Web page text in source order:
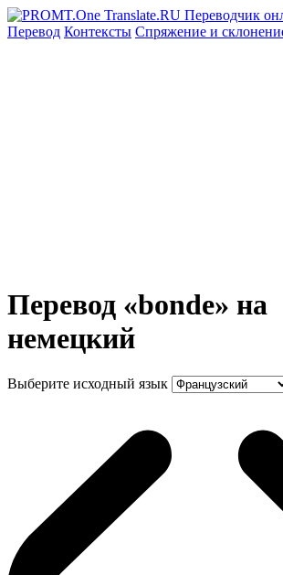
Перевод Контексты Спряжение и
Перевод «bonde» на
немецкий
Выберите исходный язык